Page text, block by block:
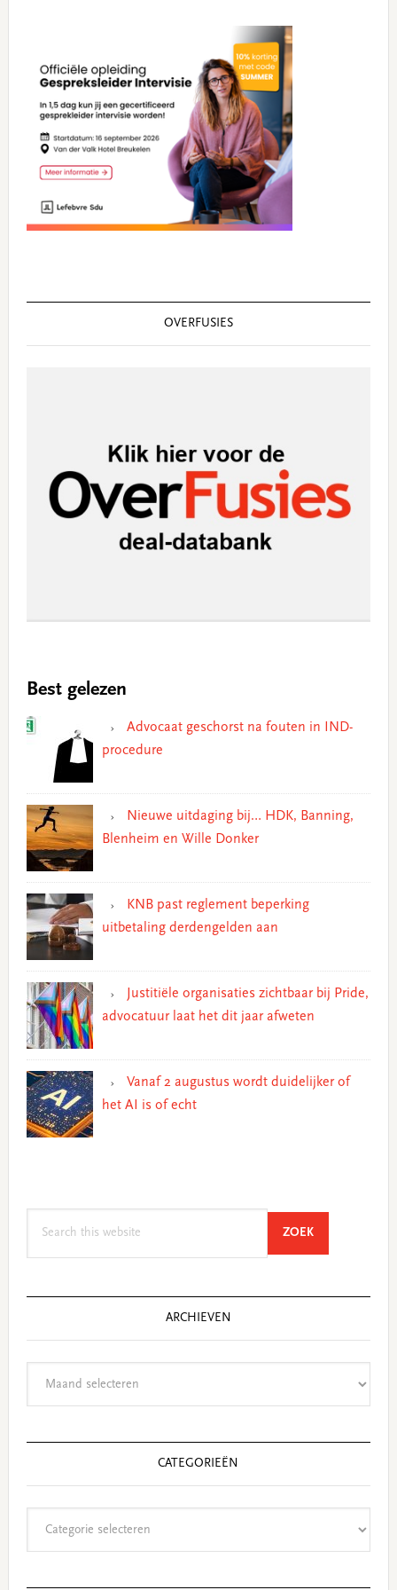
OVERFUSIES
Best gelezen
Advocaat geschorst na fouten in IND-
procedure
Nieuwe uitdaging bij… HDK, Banning,
Blenheim en Wille Donker
KNB past reglement beperking
uitbetaling derdengelden aan
Justitiële organisaties zichtbaar bij Pride,
advocatuur laat het dit jaar afweten
Vanaf 2 augustus wordt duidelijker of
het AI is of echt
ZOEKSEARCH
ARCHIEVEN
CATEGORIEËN